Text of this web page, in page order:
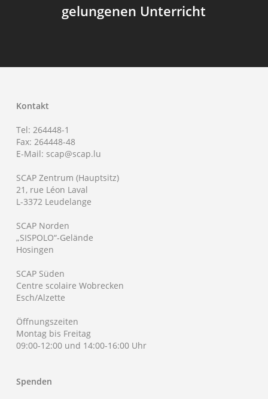
gelungenen Unterricht
Kontakt
Tel: 264448-1
Fax: 264448-48
E-Mail: scap@scap.lu
SCAP Zentrum (Hauptsitz)
21, rue Léon Laval
L-3372 Leudelange
SCAP Norden
„SISPOLO“-Gelände
Hosingen
SCAP Süden
Centre scolaire Wobrecken
Esch/Alzette
Öffnungszeiten
Montag bis Freitag
09:00-12:00 und 14:00-16:00 Uhr
Spenden